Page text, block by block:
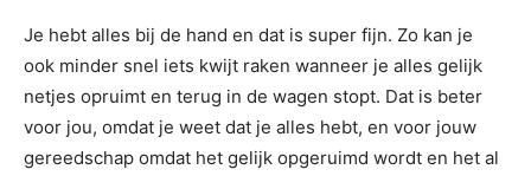
Je hebt alles bij de hand en dat is super fijn. Zo kan je
ook minder snel iets kwijt raken wanneer je alles gelijk
netjes opruimt en terug in de wagen stopt. Dat is beter
voor jou, omdat je weet dat je alles hebt, en voor jouw
gereedschap omdat het gelijk opgeruimd wordt en het al